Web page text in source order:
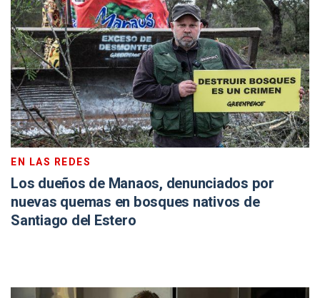
EN LAS REDES
Los dueños de Manaos, denunciados por
nuevas quemas en bosques nativos de
Santiago del Estero